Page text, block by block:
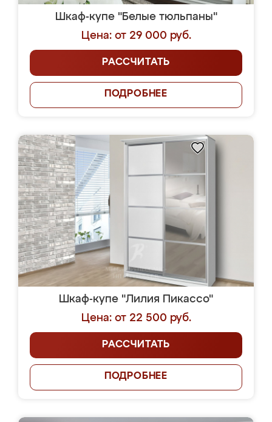
Шкаф-купе "Белые тюльпаны"
Цена: от 29 000 руб.
РАССЧИТАТЬ
ПОДРОБНЕЕ
Шкаф-купе "Лилия Пикассо"
Цена: от 22 500 руб.
РАССЧИТАТЬ
ПОДРОБНЕЕ